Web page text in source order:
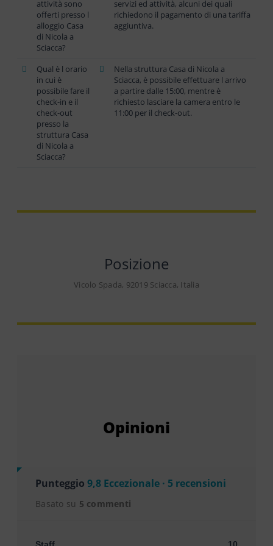
attività sono
offerti presso l
alloggio Casa
di Nicola a
Sciacca?
servizi ed attività, alcuni dei quali
richiedono il pagamento di una tariffa
aggiuntiva.
Qual è l orario
in cui è
possibile fare il
check-in e il
check-out
presso la
struttura Casa
di Nicola a
Sciacca?
Nella struttura Casa di Nicola a
Sciacca, è possibile effettuare l arrivo
a partire dalle 15:00, mentre è
richiesto lasciare la camera entro le
11:00 per il check-out.
Posizione
Vicolo Spada, 92019 Sciacca, Italia
Opinioni
Punteggio 9,8 Eccezionale · 5 recensioni
Basato su 5 commenti
Staff 10